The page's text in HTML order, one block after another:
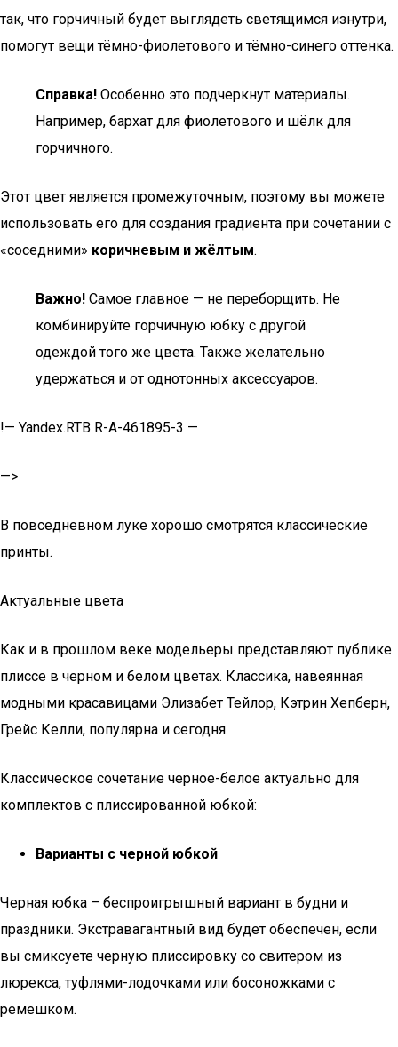
так, что горчичный будет выглядеть светящимся изнутри,
помогут вещи тёмно-фиолетового и тёмно-синего оттенка.
Справка! Особенно это подчеркнут материалы.
Например, бархат для фиолетового и шёлк для
горчичного.
Этот цвет является промежуточным, поэтому вы можете
использовать его для создания градиента при сочетании с
«соседними» коричневым и жёлтым.
Важно! Самое главное — не переборщить. Не
комбинируйте горчичную юбку с другой
одеждой того же цвета. Также желательно
удержаться и от однотонных аксессуаров.
!— Yandex.RTB R-A-461895-3 —
—>
В повседневном луке хорошо смотрятся классические
принты.
Актуальные цвета
Как и в прошлом веке модельеры представляют публике
плиссе в черном и белом цветах. Классика, навеянная
модными красавицами Элизабет Тейлор, Кэтрин Хепберн,
Грейс Келли, популярна и сегодня.
Классическое сочетание черное-белое актуально для
комплектов с плиссированной юбкой:
Варианты с черной юбкой
Черная юбка – беспроигрышный вариант в будни и
праздники. Экстравагантный вид будет обеспечен, если
вы смиксуете черную плиссировку со свитером из
люрекса, туфлями-лодочками или босоножками с
ремешком.